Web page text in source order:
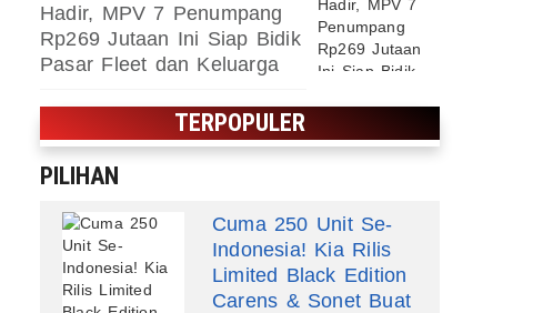
Hadir, MPV 7 Penumpang
Rp269 Jutaan Ini Siap Bidik
Pasar Fleet dan Keluarga
TERPOPULER
PILIHAN
Cuma 250 Unit Se-
Indonesia! Kia Rilis
Limited Black Edition
Carens & Sonet Buat